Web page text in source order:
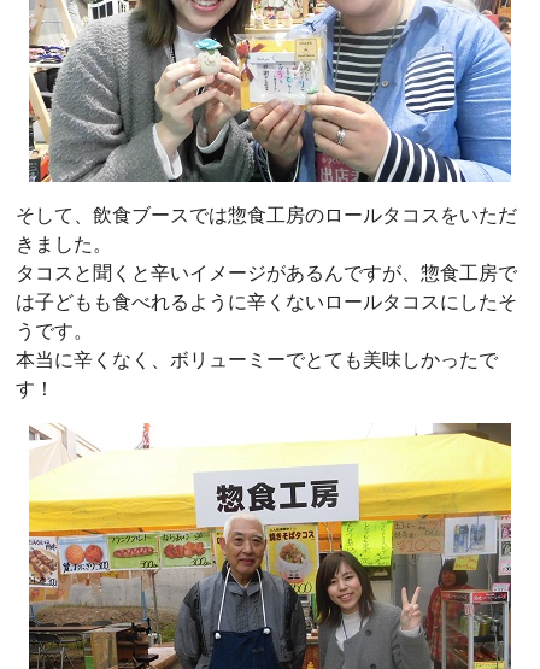
そして、飲食ブースでは惣食工房のロールタコスをいただ
きました。
タコスと聞くと辛いイメージがあるんですが、惣食工房で
は子どもも食べれるように辛くないロールタコスにしたそ
うです。
本当に辛くなく、ボリューミーでとても美味しかったで
す！